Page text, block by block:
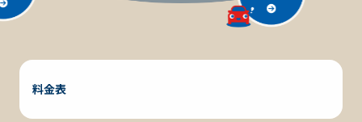
料金表